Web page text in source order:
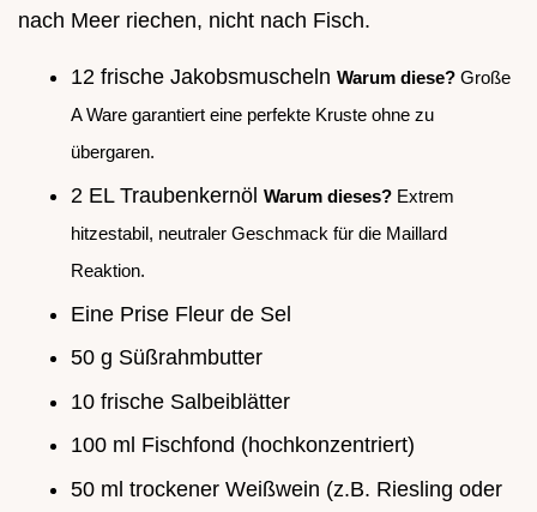
nach Meer riechen, nicht nach Fisch.
12 frische Jakobsmuscheln Warum diese? Große
A Ware garantiert eine perfekte Kruste ohne zu
übergaren.
2 EL Traubenkernöl Warum dieses? Extrem
hitzestabil, neutraler Geschmack für die Maillard
Reaktion.
Eine Prise Fleur de Sel
50 g Süßrahmbutter
10 frische Salbeiblätter
100 ml Fischfond (hochkonzentriert)
50 ml trockener Weißwein (z.B. Riesling oder